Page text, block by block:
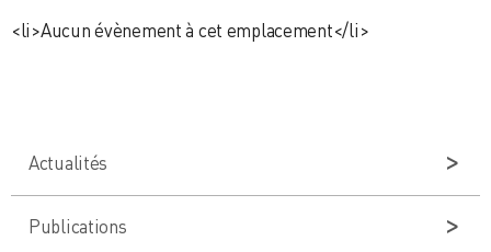
<li>Aucun évènement à cet emplacement</li>
Actualités
Publications